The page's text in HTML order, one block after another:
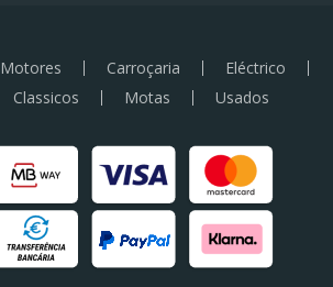
Motores Carroçaria
Eléctrico
Classicos Motas Usados